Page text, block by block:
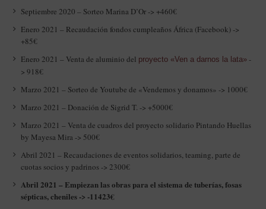
Septiembre 2020 – Sorteo Marina D’Or -> +460€
Enero 2021 – Recaudación fondos cumpleaños África (Facebook) ->
+85€
Enero 2021 – Venta de aluminio del proyecto «Ven a darnos la lata» -
> 918€
Marzo 2021 – Sorteo de Youtube de «Vendemos y donamos» -> 1000€
Marzo 2021 – Donación de Sigrid T. -> +5000€
Marzo 2021 – Venta de cuadros del proyecto solidario Pintando Huellas
by Mayesa Mira -> 500€
Abril 2021 – Recaudaciones de eventos solidarios, teaming, parte de
cuotas socios y padrinos -> 2300€
Abril 2021 – Empiezan las obras para el sistema de tuberías, fosas
sépticas, cheniles -> -11423€